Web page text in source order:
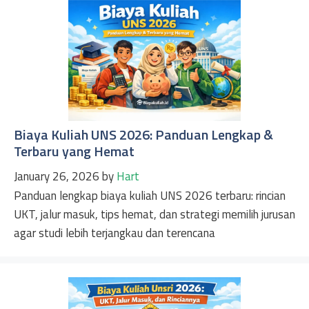
Biaya Kuliah UNS 2026: Panduan Lengkap &
Terbaru yang Hemat
January 26, 2026byHart
Panduan lengkap biaya kuliah UNS 2026 terbaru: rincian
UKT, jalur masuk, tips hemat, dan strategi memilih jurusan
agar studi lebih terjangkau dan terencana